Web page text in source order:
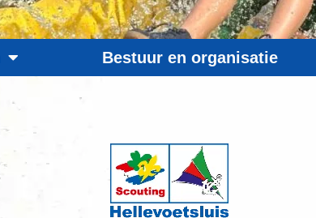
Bestuur en organisatie